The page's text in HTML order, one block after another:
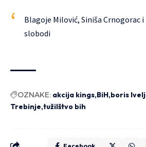
Blagoje Milović, Siniša Crnogorac i
slobodi
OZNAKE: akcija kings BiH boris
Trebinje tužilštvo bih